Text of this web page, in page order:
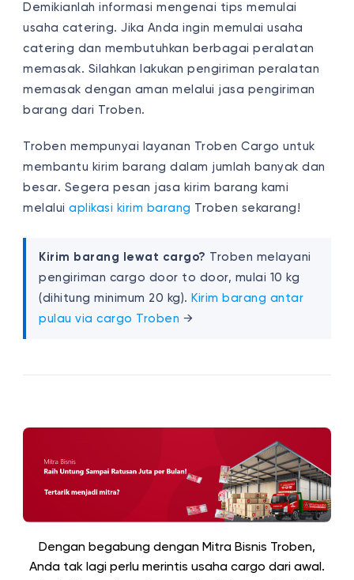
Demikianlah informasi mengenai tips memulai
usaha catering. Jika Anda ingin memulai usaha
catering dan membutuhkan berbagai peralatan
memasak. Silahkan lakukan pengiriman peralatan
memasak dengan aman melalui jasa pengiriman
barang dari Troben.
Troben mempunyai layanan Troben Cargo untuk
membantu kirim barang dalam jumlah banyak dan
besar. Segera pesan jasa kirim barang kami
melaluiaplikasi kirim barang Troben sekarang!
Kirim barang lewat cargo? Troben melayani
pengiriman cargo door to door, mulai 10 kg
(dihitung minimum 20 kg). Kirim barang antar
pulau via cargo Troben →
Dengan begabung dengan Mitra Bisnis Troben,
Anda tak lagi perlu merintis usaha cargo dari awal.